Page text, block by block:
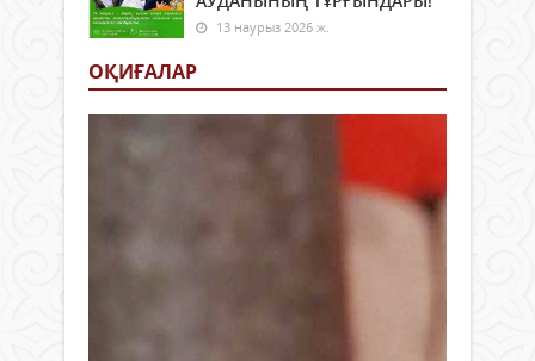
13 наурыз 2026 ж.
ОҚИҒАЛАР